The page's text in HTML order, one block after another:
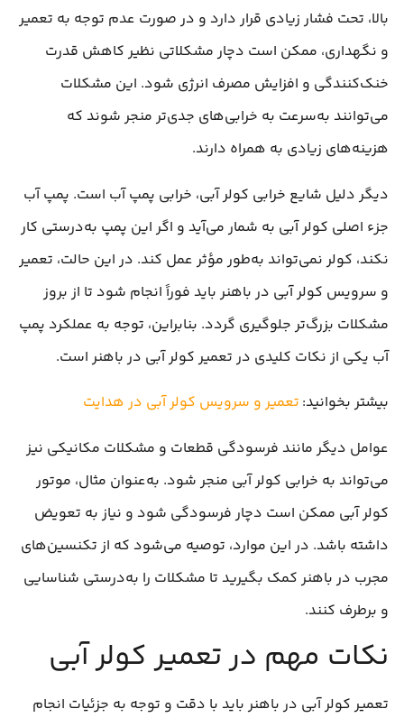
بالا، تحت فشار زیادی قرار دارد و در صورت عدم توجه به تعمیر
و نگهداری، ممکن است دچار مشکلاتی نظیر کاهش قدرت
خنک‌کنندگی و افزایش مصرف انرژی شود. این مشکلات
می‌توانند به‌سرعت به خرابی‌های جدی‌تر منجر شوند که
هزینه‌های زیادی به همراه دارند.
دیگر دلیل شایع خرابی کولر آبی، خرابی پمپ آب است. پمپ آب
جزء اصلی کولر آبی به شمار می‌آید و اگر این پمپ به‌درستی کار
نکند، کولر نمی‌تواند به‌طور مؤثر عمل کند. در این حالت، تعمیر
و سرویس کولر آبی در باهنر باید فوراً انجام شود تا از بروز
مشکلات بزرگ‌تر جلوگیری گردد. بنابراین، توجه به عملکرد پمپ
آب یکی از نکات کلیدی در تعمیر کولر آبی در باهنر است.
بیشتر بخوانید: تعمیر و سرویس کولر آبی در هدایت
عوامل دیگر مانند فرسودگی قطعات و مشکلات مکانیکی نیز
می‌تواند به خرابی کولر آبی منجر شود. به‌عنوان مثال، موتور
کولر آبی ممکن است دچار فرسودگی شود و نیاز به تعویض
داشته باشد. در این موارد، توصیه می‌شود که از تکنسین‌های
مجرب در باهنر کمک بگیرید تا مشکلات را به‌درستی شناسایی
و برطرف کنند.
نکات مهم در تعمیر کولر آبی
تعمیر کولر آبی در باهنر باید با دقت و توجه به جزئیات انجام